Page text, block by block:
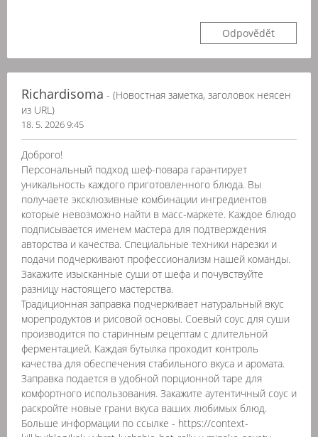
Odpovědět
Richardisoma - (Новостная заметка, заголовок неясен
из URL)
18. 5. 2026 9:45
Доброго!
Персональный подход шеф-повара гарантирует
уникальность каждого приготовленного блюда. Вы
получаете эксклюзивные комбинации ингредиентов
которые невозможно найти в масс-маркете. Каждое блюдо
подписывается именем мастера для подтверждения
авторства и качества. Специальные техники нарезки и
подачи подчеркивают профессионализм нашей команды.
Закажите изысканные суши от шефа и почувствуйте
разницу настоящего мастерства.
Традиционная заправка подчеркивает натуральный вкус
морепродуктов и рисовой основы. Соевый соус для суши
производится по старинным рецептам с длительной
ферментацией. Каждая бутылка проходит контроль
качества для обеспечения стабильного вкуса и аромата.
Заправка подается в удобной порционной таре для
комфортного использования. Закажите аутентичный соус и
раскройте новые грани вкуса ваших любимых блюд.
Больше информации по ссылке - https://context-